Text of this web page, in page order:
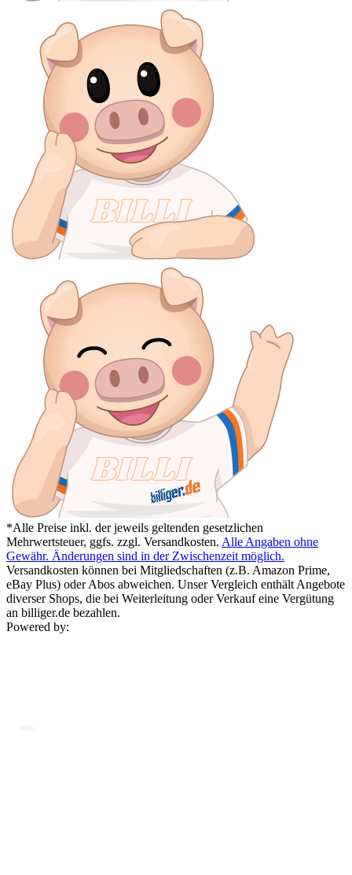
*Alle Preise inkl. der jeweils geltenden gesetzlichen
Mehrwertsteuer, ggfs. zzgl. Versandkosten. Alle Angaben ohne
Gewähr. Änderungen sind in der Zwischenzeit möglich.
Versandkosten können bei Mitgliedschaften (z.B. Amazon Prime,
eBay Plus) oder Abos abweichen. Unser Vergleich enthält Angebote
diverser Shops, die bei Weiterleitung oder Verkauf eine Vergütung
an billiger.de bezahlen.
Powered by: